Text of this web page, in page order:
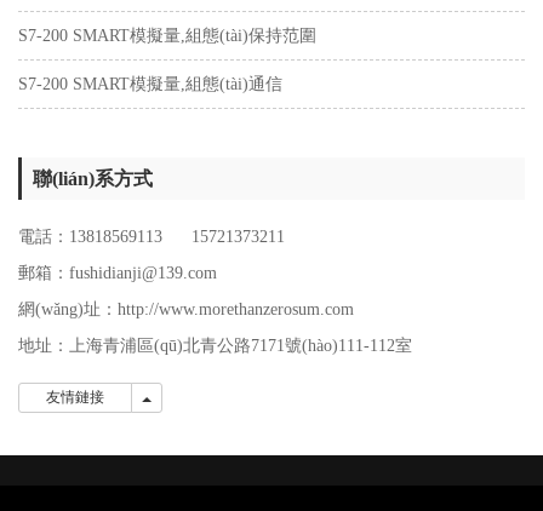
S7-200 SMART模擬量,組態(tài)保持范圍
S7-200 SMART模擬量,組態(tài)通信
聯(lián)系方式
電話：13818569113 15721373211
郵箱：fushidianji@139.com
網(wǎng)址：http://www.morethanzerosum.com
地址： 上海青浦區(qū)北青公路7171號(hào)111-112室
友情鏈接